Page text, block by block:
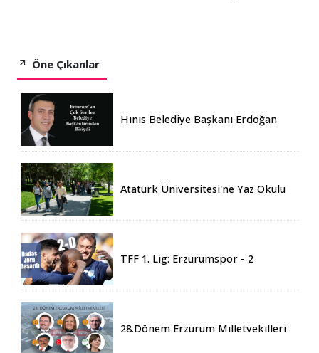
Öne Çıkanlar
Hınıs Belediye Başkanı Erdoğan
Atatürk Üniversitesi'ne Yaz Okulu
TFF 1. Lig: Erzurumspor - 2
28.Dönem Erzurum Milletvekilleri